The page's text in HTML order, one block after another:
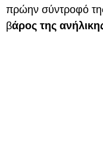
πρώην σύντροφό
βάρος της